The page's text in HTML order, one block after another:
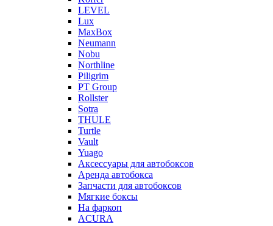
LEVEL
Lux
MaxBox
Neumann
Nobu
Northline
Piligrim
PT Group
Rollster
Sotra
THULE
Turtle
Vault
Yuago
Аксессуары для автобоксов
Аренда автобокса
Запчасти для автобоксов
Мягкие боксы
На фаркоп
ACURA